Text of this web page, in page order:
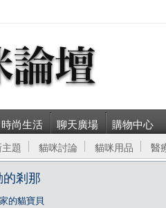
時尚生活 聊天廣場 購物中心
題 貓咪討論 貓咪用品 醫
的剎那
的貓寶貝